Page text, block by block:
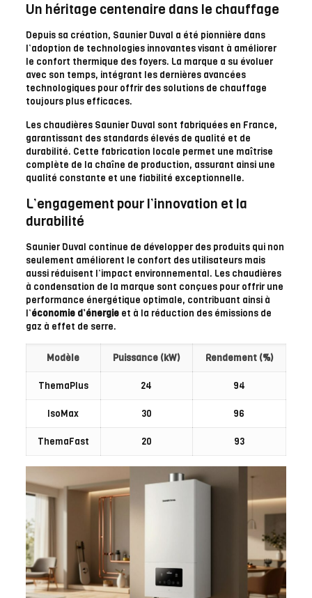
Un héritage centenaire dans le chauffage
Depuis sa création, Saunier Duval a été pionnière dans
l’adoption de technologies innovantes visant à améliorer
le confort thermique des foyers. La marque a su évoluer
avec son temps, intégrant les dernières avancées
technologiques pour offrir des solutions de chauffage
toujours plus efficaces.
Les chaudières Saunier Duval sont fabriquées en France,
garantissant des standards élevés de qualité et de
durabilité. Cette fabrication locale permet une maîtrise
complète de la chaîne de production, assurant ainsi une
qualité constante et une fiabilité exceptionnelle.
L’engagement pour l’innovation et la
durabilité
Saunier Duval continue de développer des produits qui non
seulement améliorent le confort des utilisateurs mais
aussi réduisent l’impact environnemental. Les chaudières
à condensation de la marque sont conçues pour offrir une
performance énergétique optimale, contribuant ainsi à
l’économie d’énergieet à la réduction des émissions de
gaz à effet de serre.
Modèle Puissance (kW) Rendement (%)
ThemaPlus 24 94
IsoMax 30 96
ThemaFast 20 93